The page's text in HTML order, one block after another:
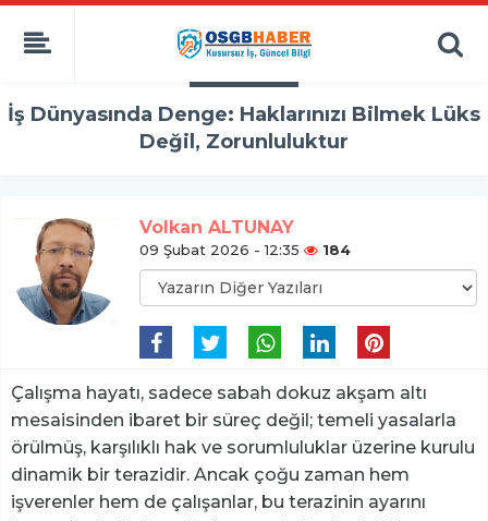
İş Dünyasında Denge: Haklarınızı Bilmek Lüks
Değil, Zorunluluktur
Volkan ALTUNAY
09 Şubat 2026 - 12:35 184
Çalışma hayatı, sadece sabah dokuz akşam altı
mesaisinden ibaret bir süreç değil; temeli yasalarla
örülmüş, karşılıklı hak ve sorumluluklar üzerine kurulu
dinamik bir terazidir. Ancak çoğu zaman hem
işverenler hem de çalışanlar, bu terazinin ayarını